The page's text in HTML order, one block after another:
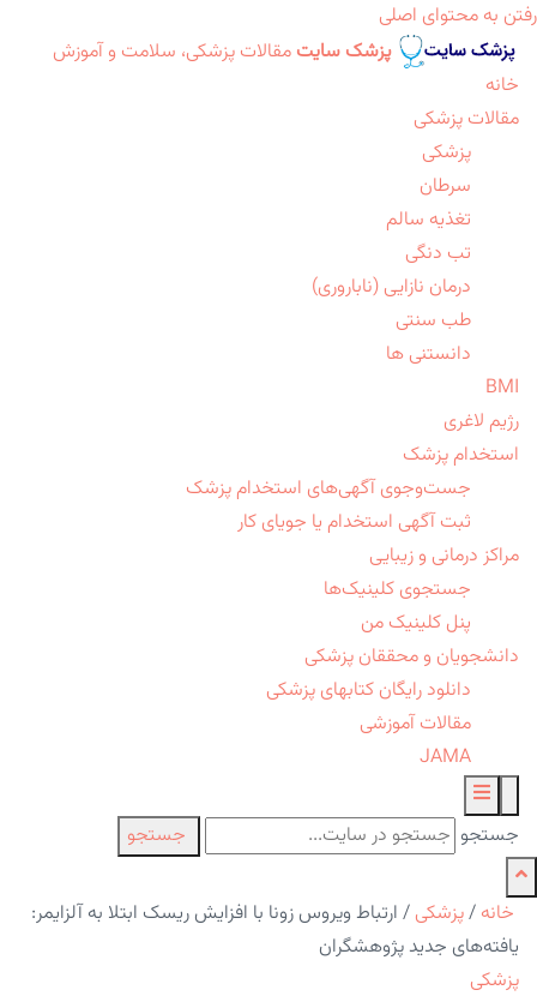
رفتن به محتوای اصلی
پزشک سایت مقالات پزشکی، سلامت و آموزش
خانه
مقالات پزشکی
پزشکی
سرطان
تغذیه سالم
تب دنگی
درمان نازایی (ناباروری)
طب سنتی
دانستنی ها
BMI
رژیم لاغری
استخدام پزشک
جست‌وجوی آگهی‌های استخدام پزشک
ثبت آگهی استخدام یا جویای کار
مراکز درمانی و زیبایی
جستجوی کلینیک‌ها
پنل کلینیک من
دانشجویان و محققان پزشکی
دانلود رایگان کتابهای پزشکی
مقالات آموزشی
JAMA
جستجو جستجو
خانه /پزشکی / ارتباط ویروس زونا با افزایش ریسک ابتلا به آلزایمر:
یافته‌های جدید پژوهشگران
پزشکی